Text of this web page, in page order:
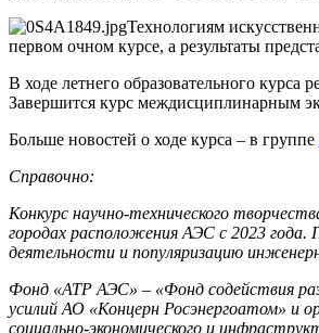
Технологиям
первом очном курсе, а результаты
В ходе летнего образовательного курса
Завершится курс междисциплинарным
Больше новостей о ходе курса – в группе
Справочно:
Конкурс научно-технического
городах расположения АЭС с 2023
деятельности и популяризацию
Фонд «АТР АЭС» – «Фонд содействия
усилий АО «Концерн Росэнергоатом» и
социально-экономического и